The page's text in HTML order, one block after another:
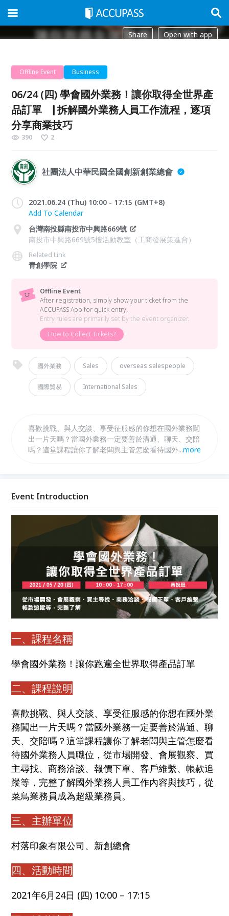
Share Open with app
Offline Event Business
06/24 (四) 學會國外業務！讓你取得全世界產
品訂單 ▕ 拆解國外業務人員工作流程，逐項
分享商業技巧
390 2
社團法人中華民國全國創新創業總會
2021.06.24 (Thu) 10:00 - 17:15 (GMT+8)
Add To Calendar
台灣南投縣南投市中興路669號
南投市中興路669號5樓活動教室（工商發展策進會）
Related Link
青創學院
Offline Event
After registration, simply show your ticket from the
ACCUPASS App for quick entry.
Entry rules are primarily set by the event organizer.
How to Collect Tickets?
國外業務 Sales overseas salespeople
國際貿易 International Sales
喜歡挑戰、與人交談、享受征服感的你想在國外業務闖
出一片天嗎？當國外業務一定要善於溝通、聊天、交陪
嗎？這堂課程讓你了解老闆與主管怎麼看待國外業務人
員。
...more
Event Introduction
一、課程名稱
學會國外業務！讓你跑遍全世界取得產品訂單
二、課程說明
喜歡挑戰、與人交談、享受征服感的你想在國外業
務闖出一片天嗎？當國外業務一定要善於溝通、聊
天、交陪嗎？這堂課程讓你了解老闆與主管怎麼看
待國外業務人員職位，從市場開發、會展觀察、買
主尋找、商務洽談、報價下單、客戶維繫、帳款追
蹤等，完整了解國外業務人員工作內容與技巧，從
菜鳥業務員成為超級業務員。
三、主辦單位
村落印象有限公司、新創總會
四、活動時間
2021年6月24日 (四) 10:00 – 17:15